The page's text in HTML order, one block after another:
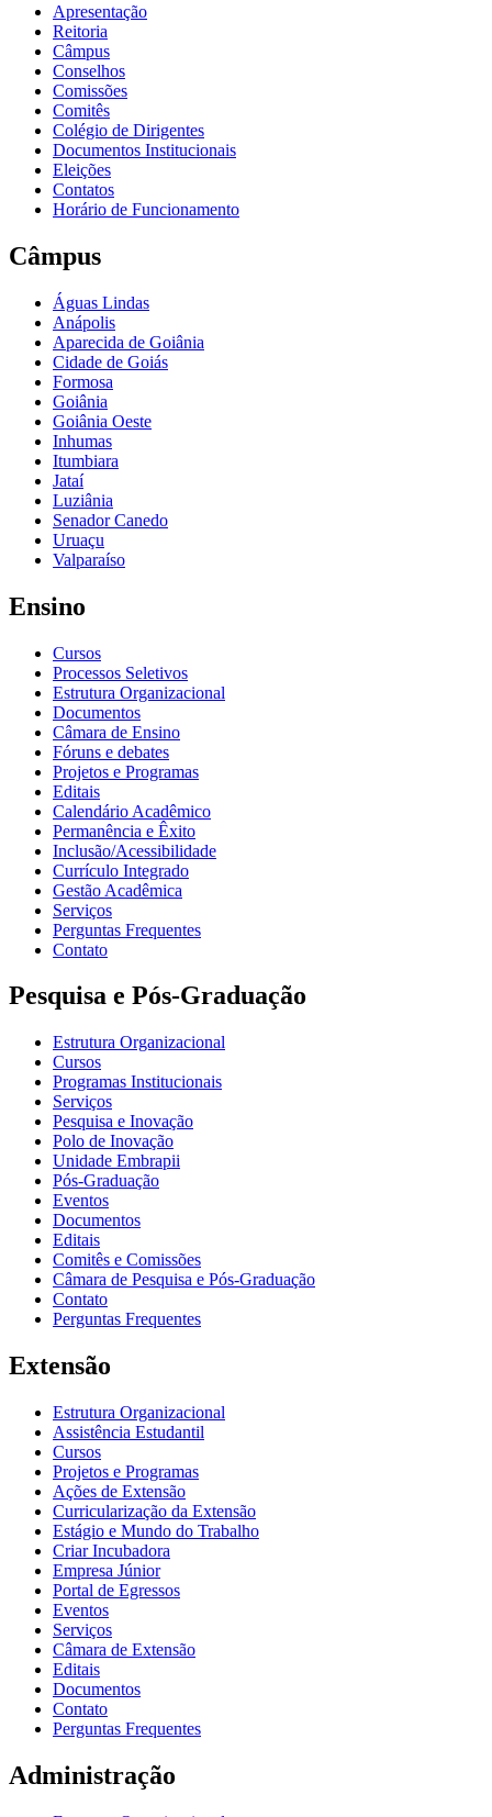
Apresentação
Reitoria
Câmpus
Conselhos
Comissões
Comitês
Colégio de Dirigentes
Documentos Institucionais
Eleições
Contatos
Horário de Funcionamento
Câmpus
Águas Lindas
Anápolis
Aparecida de Goiânia
Cidade de Goiás
Formosa
Goiânia
Goiânia Oeste
Inhumas
Itumbiara
Jataí
Luziânia
Senador Canedo
Uruaçu
Valparaíso
Ensino
Cursos
Processos Seletivos
Estrutura Organizacional
Documentos
Câmara de Ensino
Fóruns e debates
Projetos e Programas
Editais
Calendário Acadêmico
Permanência e Êxito
Inclusão/Acessibilidade
Currículo Integrado
Gestão Acadêmica
Serviços
Perguntas Frequentes
Contato
Pesquisa e Pós-Graduação
Estrutura Organizacional
Cursos
Programas Institucionais
Serviços
Pesquisa e Inovação
Polo de Inovação
Unidade Embrapii
Pós-Graduação
Eventos
Documentos
Editais
Comitês e Comissões
Câmara de Pesquisa e Pós-Graduação
Contato
Perguntas Frequentes
Extensão
Estrutura Organizacional
Assistência Estudantil
Cursos
Projetos e Programas
Ações de Extensão
Curricularização da Extensão
Estágio e Mundo do Trabalho
Criar Incubadora
Empresa Júnior
Portal de Egressos
Eventos
Serviços
Câmara de Extensão
Editais
Documentos
Contato
Perguntas Frequentes
Administração